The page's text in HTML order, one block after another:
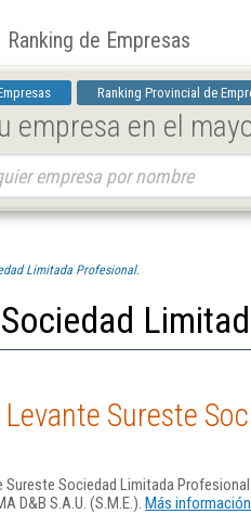
Ranking de Empresas
Ranking Provincial de
empresa en el
Limitada Profesional.
Sureste
Sociedad Limitada
D&B S.A.U. (S.M.E.). Más